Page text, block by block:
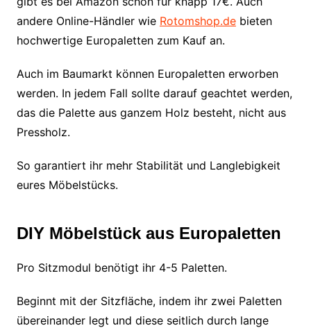
andere Online-Händler wie Rotomshop.debieten
hochwertige Europaletten zum Kauf an.
Auch im Baumarkt können Europaletten erworben
werden. In jedem Fall sollte darauf geachtet werden,
das die Palette aus ganzem Holz besteht, nicht aus
Pressholz.
So garantiert ihr mehr Stabilität und Langlebigkeit
eures Möbelstücks.
DIY Möbelstück aus Europaletten
Pro Sitzmodul benötigt ihr 4-5 Paletten.
Beginnt mit der Sitzfläche, indem ihr zwei Paletten
übereinander legt und diese seitlich durch lange